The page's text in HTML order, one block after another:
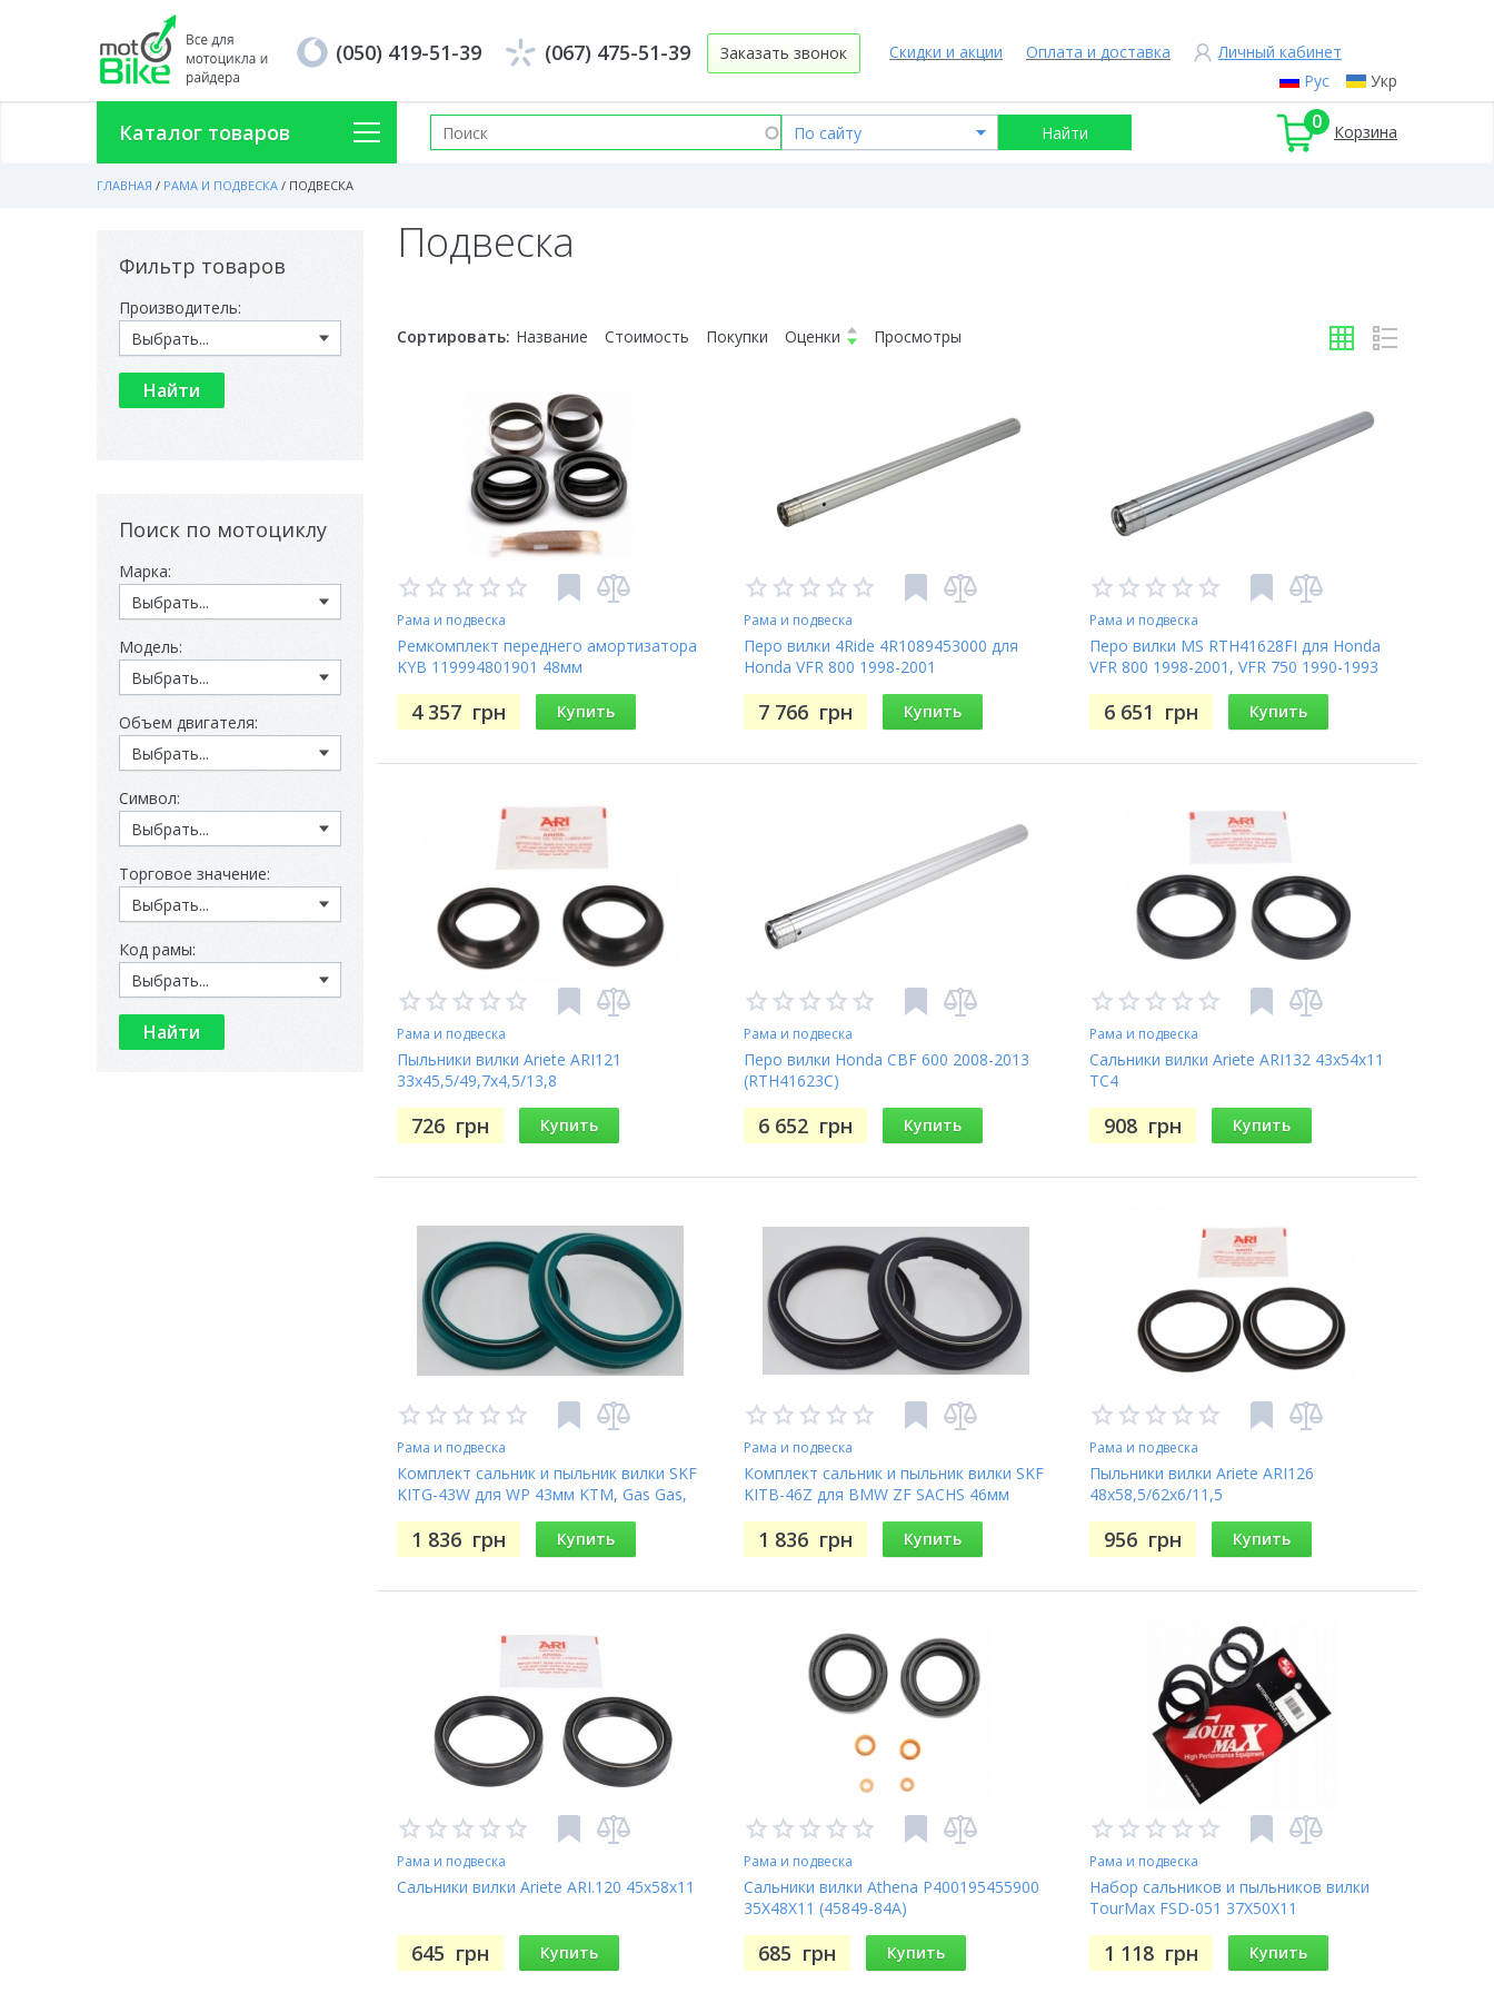
Рус Укр
Скидки и акции Оплата и доставка Личный кабинет
(050) 419-51-39 (067) 475-51-39 Заказать звонок
Каталог товаров 0 Корзина
ГЛАВНАЯ / РАМА И ПОДВЕСКА / ПОДВЕСКА
Подвеска
Сортировать: Название Стоимость Покупки Оценки Просмотры
Рама и подвеска
Ремкомплект переднего амортизатора
KYB 119994801901 48мм
4 357 грн Купить
Рама и подвеска
Перо вилки 4Ride 4R1089453000 для
Honda VFR 800 1998-2001
7 766 грн Купить
Рама и подвеска
Перо вилки MS RTH41628FI для Honda
VFR 800 1998-2001, VFR 750 1990-1993
6 651 грн Купить
Рама и подвеска
Пыльники вилки Ariete ARI121
33x45,5/49,7x4,5/13,8
726 грн Купить
Рама и подвеска
Перо вилки Honda CBF 600 2008-2013
(RTH41623C)
6 652 грн Купить
Рама и подвеска
Сальники вилки Ariete ARI132 43x54x11
TC4
908 грн Купить
Рама и подвеска
Комплект сальник и пыльник вилки SKF
KITG-43W для WP 43мм KTM, Gas Gas,
1 836 грн Купить
Рама и подвеска
Комплект сальник и пыльник вилки SKF
KITB-46Z для BMW ZF SACHS 46мм
1 836 грн Купить
Рама и подвеска
Пыльники вилки Ariete ARI126
48x58,5/62x6/11,5
956 грн Купить
Рама и подвеска
Сальники вилки Ariete ARI.120 45x58x11
645 грн Купить
Рама и подвеска
Сальники вилки Athena P400195455900
35X48X11 (45849-84A)
685 грн Купить
Рама и подвеска
Набор сальников и пыльников вилки
TourMax FSD-051 37X50X11
1 118 грн Купить
Фильтр товаров
Производитель:
Поиск по мотоциклу
Марка:
Модель:
Объем двигателя:
Символ:
Торговое значение:
Код рамы: